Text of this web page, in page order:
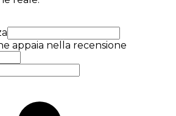
appaia nella recensione